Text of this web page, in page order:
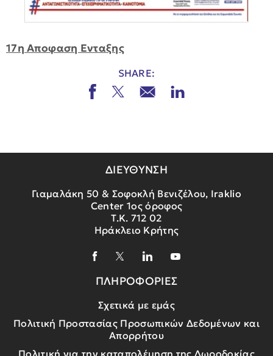
17η Αποφαση Ενταξης
SHARE:
ΔΙΕΥΘΥΝΣΗ
Γιαμαλάκη 50 & Σοφοκλή Βενιζέλου, Iraklio
Center 1ος όροφος
Τ.Κ. 712 02
Ηράκλειο Κρήτης
ΠΛΗΡΟΦΟΡΙΕΣ
Σχετικά με εμάς
Πολιτική Προστασίας Προσωπικών Δεδομένων και
Απορρήτου
Πολιτική για την καταπολέμηση της Δωροδοκίας